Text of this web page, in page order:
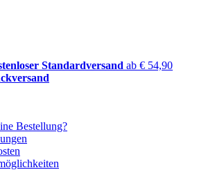
Standardversand ab € 54,90
Bestellung?